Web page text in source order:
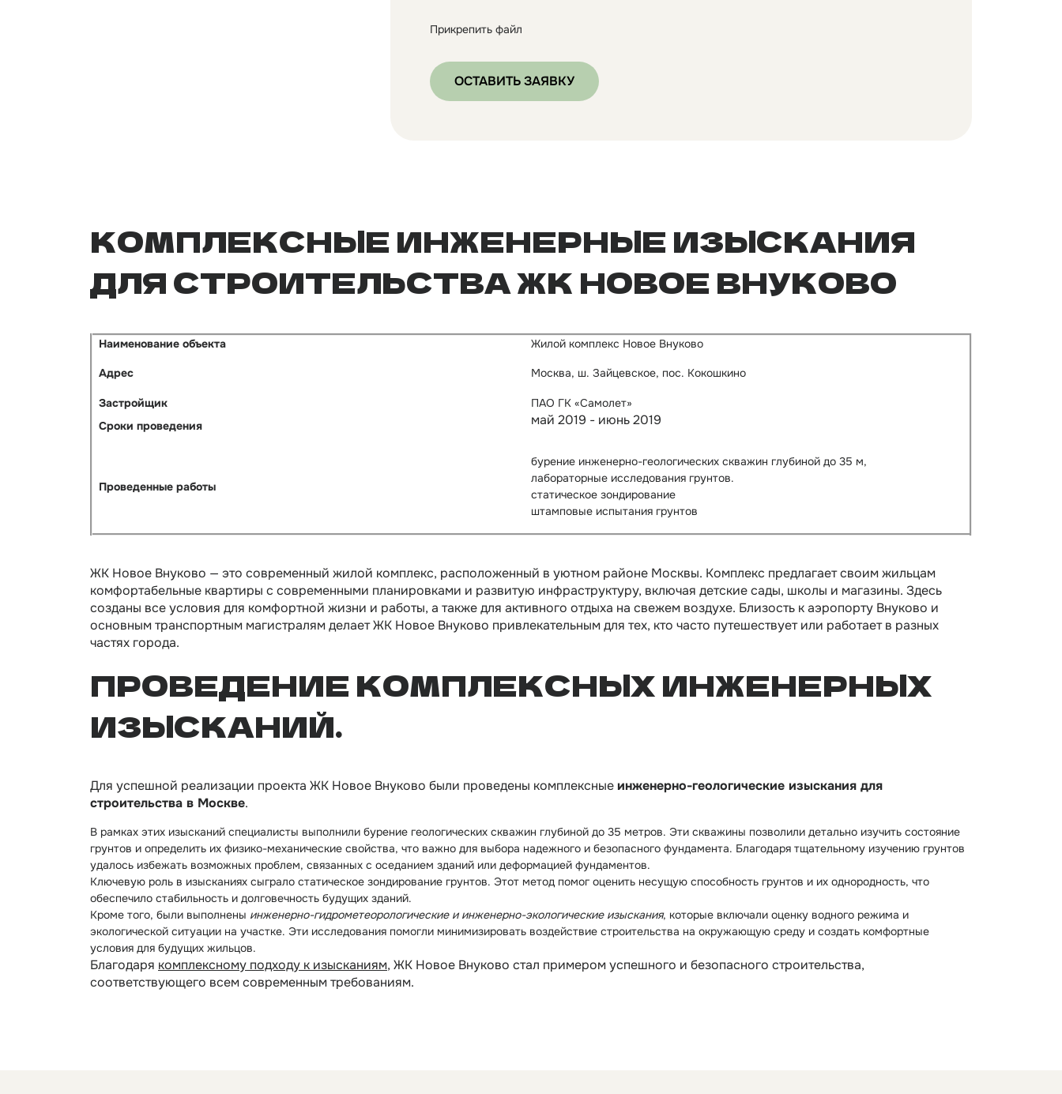
Прикрепить файл
ОСТАВИТЬ ЗАЯВКУ
КОМПЛЕКСНЫЕ ИНЖЕНЕРНЫЕ ИЗЫСКАНИЯ
ДЛЯ СТРОИТЕЛЬСТВА ЖК НОВОЕ ВНУКОВО
Наименование объекта Жилой комплекс Новое Внуково
Адрес Москва, ш. Зайцевское, пос. Кокошкино
Застройщик
ПАО ГК «Самолет»
Сроки проведения
май 2019 - июнь 2019
Проведенные работы
бурение инженерно-геологических скважин глубиной до 35 м,
лабораторные исследования грунтов.
статическое зондирование
штамповые испытания грунтов
ЖК Новое Внуково — это современный жилой комплекс, расположенный в уютном районе Москвы. Комплекс предлагает своим жильцам
комфортабельные квартиры с современными планировками и развитую инфраструктуру, включая детские сады, школы и магазины. Здесь
созданы все условия для комфортной жизни и работы, а также для активного отдыха на свежем воздухе. Близость к аэропорту Внуково и
основным транспортным магистралям делает ЖК Новое Внуково привлекательным для тех, кто часто путешествует или работает в разных
частях города.
ПРОВЕДЕНИЕ КОМПЛЕКСНЫХ ИНЖЕНЕРНЫХ
ИЗЫСКАНИЙ.
Для успешной реализации проекта ЖК Новое Внуково были проведены комплексныеинженерно-геологические изыскания для
строительства в Москве.
В рамках этих изысканий специалисты выполнили бурение геологических скважин глубиной до 35 метров. Эти скважины позволили детально изучить состояние
грунтов и определить их физико-механические свойства, что важно для выбора надежного и безопасного фундамента. Благодаря тщательному изучению грунтов
удалось избежать возможных проблем, связанных с оседанием зданий или деформацией фундаментов.
Ключевую роль в изысканиях сыграло статическое зондирование грунтов. Этот метод помог оценить несущую способность грунтов и их однородность, что
обеспечило стабильность и долговечность будущих зданий.
Кроме того, были выполнены инженерно-гидрометеорологические и инженерно-экологические изыскания, которые включали оценку водного режима и
экологической ситуации на участке. Эти исследования помогли минимизировать воздействие строительства на окружающую среду и создать комфортные
условия для будущих жильцов.
Благодаря комплексному подходу к изысканиям, ЖК Новое Внуково стал примером успешного и безопасного строительства,
соответствующего всем современным требованиям.